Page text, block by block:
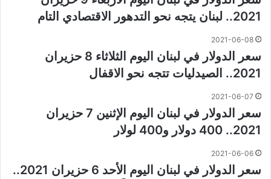
2021.. لبنان يتجه نحو التدهور الاقتصادي التام
2021-06-08
سعر الدولار في لبنان اليوم الثلاثاء 8 حزيران
2021.. الصيدليات تتجه نحو الاقفال
2021-06-07
سعر الدولار في لبنان اليوم الإثنين 7 حزيران
2021.. 400 دولار و400 لولار
2021-06-06
سعر الدولار في لبنان اليوم الأحد 6 حزيران 2021..